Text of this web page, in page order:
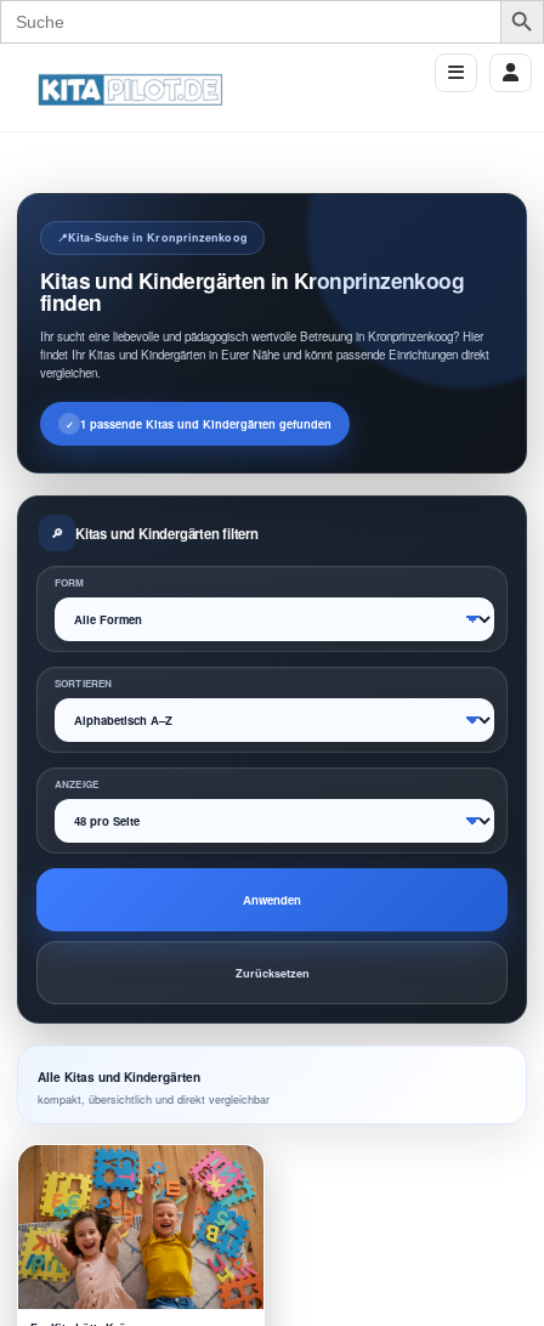
Search
for:
Kita-Suche in Kronprinzenkoog
Kitas und Kindergärten in Kronprinzenkoog
finden
Ihr sucht eine liebevolle und pädagogisch wertvolle Betreuung in Kronprinzenkoog? Hier
findet Ihr Kitas und Kindergärten in Eurer Nähe und könnt passende Einrichtungen direkt
vergleichen.
1 passende Kitas und Kindergärten gefunden
Kitas und Kindergärten filtern
FORM
SORTIEREN
ANZEIGE
Anwenden
Zurücksetzen
Alle Kitas und Kindergärten
kompakt, übersichtlich und direkt vergleichbar